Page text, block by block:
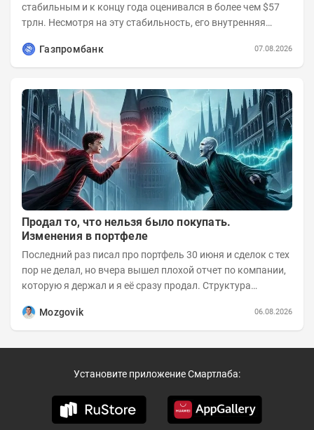
стабильным и к концу года оценивался в более чем $57
трлн. Несмотря на эту стабильность, его внутренняя
Газпромбанк
07.08.2026
Продал то, что нельзя было покупать.
Изменения в портфеле
Последний раз писал про портфель 30 июня и сделок с тех
пор не делал, но вчера вышел плохой отчет по компании,
которую я держал и я её сразу продал. Структура
Mozgovik
06.08.2026
Установите приложение Смартлаба: